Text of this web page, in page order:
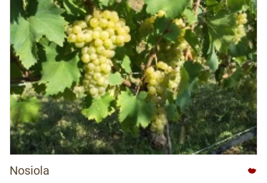
Nosiola